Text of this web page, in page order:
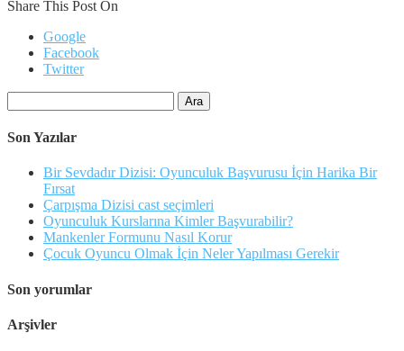
Share This Post On
Google
Facebook
Twitter
Son Yazılar
Bir Sevdadır Dizisi: Oyunculuk Başvurusu İçin Harika Bir
Fırsat
Çarpışma Dizisi cast seçimleri
Oyunculuk Kurslarına Kimler Başvurabilir?
Mankenler Formunu Nasıl Korur
Çocuk Oyuncu Olmak İçin Neler Yapılması Gerekir
Son yorumlar
Arşivler